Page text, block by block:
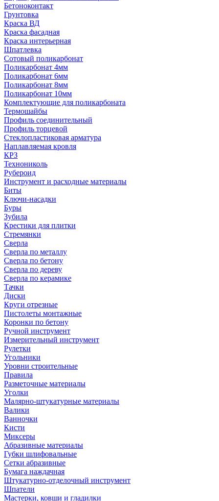
Бетоноконтакт
Грунтовка
Краска ВД
Краска фасадная
Краска интерьерная
Шпатлевка
Сотовый поликарбонат
Поликарбонат 4мм
Поликарбонат 6мм
Поликарбонат 8мм
Поликарбонат 10мм
Комплектующие для поликарбоната
Термошайбы
Профиль соединительный
Профиль торцевой
Стеклопластиковая арматура
Наплавляемая кровля
КРЗ
Технониколь
Рубероид
Инструмент и расходные материалы
Биты
Ключи-насадки
Буры
Зубила
Крестики для плитки
Стремянки
Сверла
Сверла по металлу
Сверла по бетону
Сверла по дереву
Сверла по керамике
Тачки
Диски
Круги отрезные
Пистолеты монтажные
Коронки по бетону
Ручной инструмент
Измерительный инструмент
Рулетки
Угольники
Уровни строительные
Правила
Разметочные материалы
Уголки
Малярно-штукатурные материалы
Валики
Ванночки
Кисти
Миксеры
Абразивные материалы
Губки шлифовальные
Сетки абразивные
Бумага наждачная
Штукатурно-отделочный инструмент
Шпатели
Мастерки, ковши и гладилки